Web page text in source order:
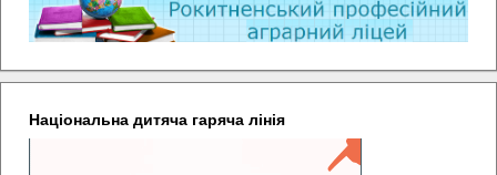
Національна дитяча гаряча лінія